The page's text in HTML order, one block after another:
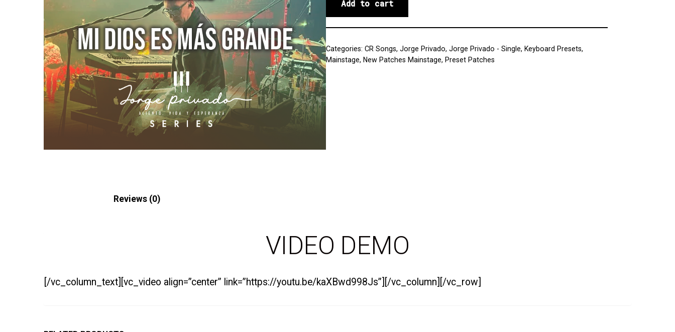
Add to cart
Categories: CR Songs, Jorge Privado, Jorge Privado - Single, Keyboard Presets,
Mainstage, New Patches Mainstage, Preset Patches
Reviews (0)
VIDEO DEMO
[/vc_column_text][vc_video align=”center” link=”https://youtu.be/kaXBwd998Js”][/vc_column][/vc_row]